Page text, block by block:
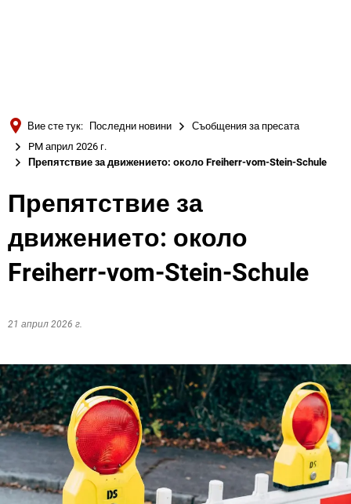
Български
Вие сте тук: Последни новини
Съобщения за пресата
PM април 2026 г.
Препятствие за движението: около Freiherr-vom-Stein-Schule
Препятствие за
движението: около
Freiherr-vom-Stein-Schule
21 април 2026 г.